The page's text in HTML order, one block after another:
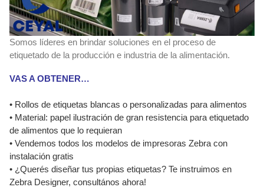
Somos líderes en brindar soluciones en el proceso de
etiquetado de la producción e industria de la alimentación.
VAS A OBTENER…
• Rollos de etiquetas blancas o personalizadas para alimentos
• Material: papel ilustración de gran resistencia para etiquetado
de alimentos que lo requieran
• Vendemos todos los modelos de impresoras Zebra con
instalación gratis
• ¿Querés diseñar tus propias etiquetas? Te instruimos en
Zebra Designer, consultános ahora!